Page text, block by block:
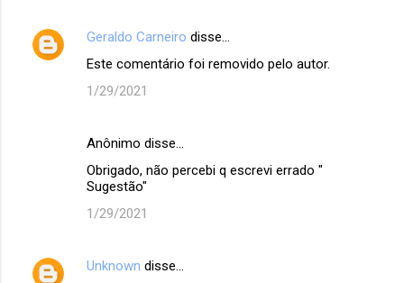
Geraldo Carneiro disse…
Este comentário foi removido pelo autor.
1/29/2021
Anônimo disse…
Obrigado, não percebi q escrevi errado "
Sugestão"
1/29/2021
Unknown disse…